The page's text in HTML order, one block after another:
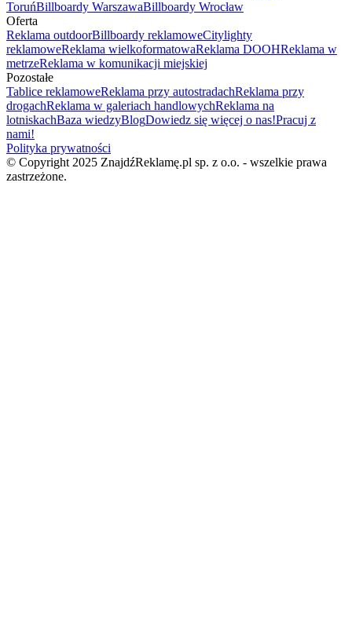
ToruńBillboardy WarszawaBillboardy Wrocław
Oferta
Reklama outdoorBillboardy reklamoweCitylighty
reklamoweReklama wielkoformatowaReklama DOOHReklama w
metrzeReklama w komunikacji miejskiej
Pozostałe
Tablice reklamoweReklama przy autostradachReklama przy
drogachReklama w galeriach handlowychReklama na
lotniskachBaza wiedzyBlogDowiedz się więcej o nas!Pracuj z
nami!
Polityka prywatności
© Copyright 2025 ZnajdźReklamę.pl sp. z o.o. - wszelkie prawa
zastrzeżone.